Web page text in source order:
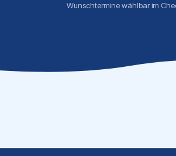
Wunschtermine wählbar im